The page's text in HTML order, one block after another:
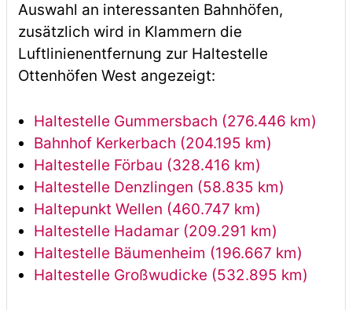
Auswahl an interessanten Bahnhöfen,
zusätzlich wird in Klammern die
Luftlinienentfernung zur Haltestelle
Ottenhöfen West angezeigt:
Haltestelle Gummersbach (276.446 km)
Bahnhof Kerkerbach (204.195 km)
Haltestelle Förbau (328.416 km)
Haltestelle Denzlingen (58.835 km)
Haltepunkt Wellen (460.747 km)
Haltestelle Hadamar (209.291 km)
Haltestelle Bäumenheim (196.667 km)
Haltestelle Großwudicke (532.895 km)